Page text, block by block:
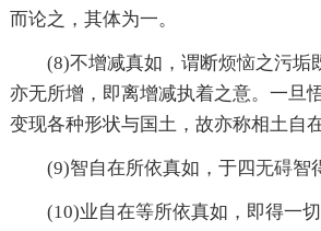
而论之，其体为一。
(8)不增减真如，谓断烦恼之污垢
亦无所增，即离增减执着之意。一旦
变现各种形状与国土，故亦称相土自
(9)智自在所依真如，于四无碍智
(10)业自在等所依真如，即得一切